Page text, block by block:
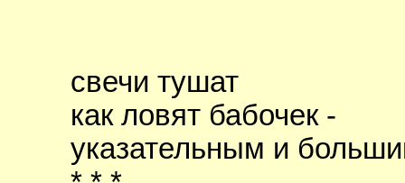
свечи тушат
как ловят бабочек -
указательным и